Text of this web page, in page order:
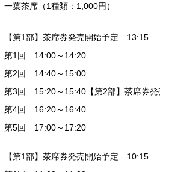
一葉茶席（1種類：1,000円）
【第1部】茶席券発売開始予定 13:15
第1回 14:00～14:20
第2回 14:40～15:00
第3回 15:20～15:40【第2部】茶席券発
第4回 16:20～16:40
第5回 17:00～17:20
【第1部】茶席券発売開始予定 10:15